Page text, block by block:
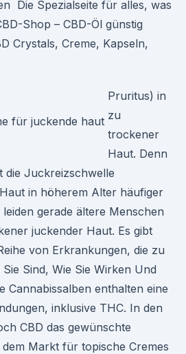
Die Spezialseite für alles, was
Shop – CBD-Öl günstig
Crystals, Creme, Kapseln,
Pruritus) in
zu
trockener
Haut. Denn
die Juckreizschwelle
in höherem Alter häufiger
gerade ältere Menschen
juckender Haut. Es gibt
von Erkrankungen, die zu
Sind, Wie Sie Wirken Und
Cannabissalben enthalten eine
inklusive THC. In den
CBD das gewünschte
Markt für topische Cremes